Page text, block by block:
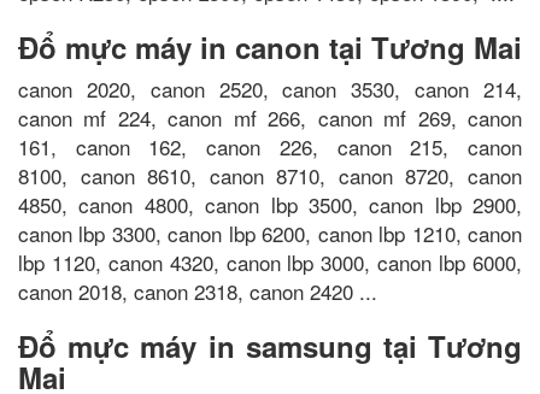
Đổ mực máy in canon tại Tương Mai
canon 2020, canon 2520, canon 3530, canon 214,
canon mf 224, canon mf 266, canon mf 269, canon
161, canon 162, canon 226, canon 215, canon
8100, canon 8610, canon 8710, canon 8720, canon
4850, canon 4800, canon lbp 3500, canon lbp 2900,
canon lbp 3300, canon lbp 6200, canon lbp 1210, canon
lbp 1120, canon 4320, canon lbp 3000, canon lbp 6000,
canon 2018, canon 2318, canon 2420 ...
Đổ mực máy in samsung tại Tương
Mai